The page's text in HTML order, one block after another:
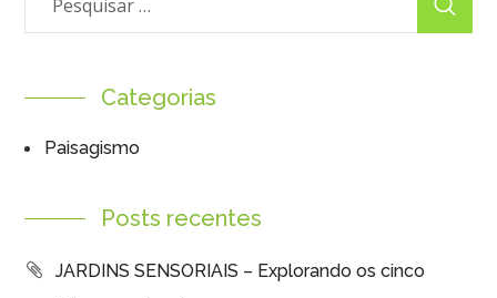
Categorias
Paisagismo
Posts recentes
JARDINS SENSORIAIS – Explorando os cinco